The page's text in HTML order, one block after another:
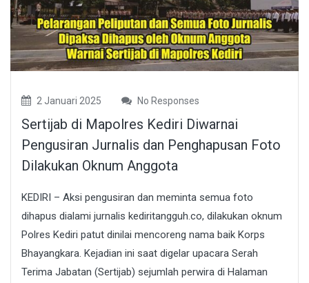
2 Januari 2025 No Responses
Sertijab di Mapolres Kediri Diwarnai
Pengusiran Jurnalis dan Penghapusan Foto
Dilakukan Oknum Anggota
KEDIRI – Aksi pengusiran dan meminta semua foto
dihapus dialami jurnalis kediritangguh.co, dilakukan oknum
Polres Kediri patut dinilai mencoreng nama baik Korps
Bhayangkara. Kejadian ini saat digelar upacara Serah
Terima Jabatan (Sertijab) sejumlah perwira di Halaman